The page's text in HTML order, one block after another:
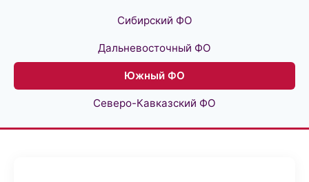
Сибирский ФО
Дальневосточный ФО
Южный ФО
Северо-Кавказский ФО